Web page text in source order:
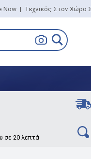
Now | Τεχνικός Στον Χώρο
σε 20 λεπτά